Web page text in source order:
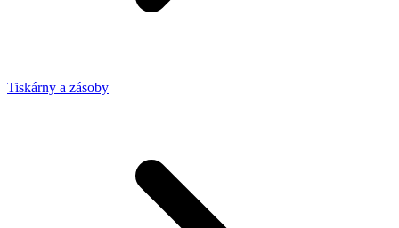
Tiskárny a zásoby